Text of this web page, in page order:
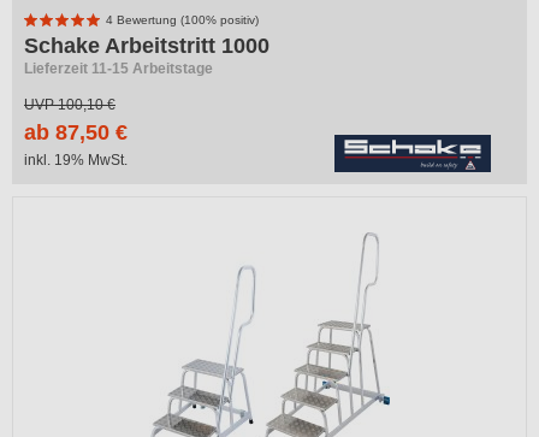
4 Bewertung (100% positiv)
Schake Arbeitstritt 1000
Lieferzeit 11-15 Arbeitstage
UVP100,10 €
ab 87,50 €
inkl. 19% MwSt.